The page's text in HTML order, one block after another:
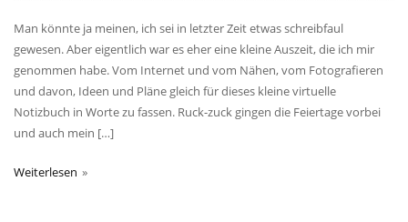
Man könnte ja meinen, ich sei in letzter Zeit etwas schreibfaul
gewesen. Aber eigentlich war es eher eine kleine Auszeit, die ich mir
genommen habe. Vom Internet und vom Nähen, vom Fotografieren
und davon, Ideen und Pläne gleich für dieses kleine virtuelle
Notizbuch in Worte zu fassen. Ruck-zuck gingen die Feiertage vorbei
und auch mein […]
Weiterlesen